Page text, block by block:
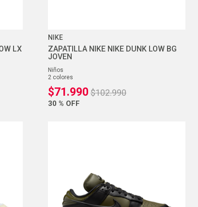
LX
NIKE
ZAPATILLA NIKE NIKE DUNK LOW BG
JOVEN
niños
2 colores
$71.990 $102.990
30 % OFF